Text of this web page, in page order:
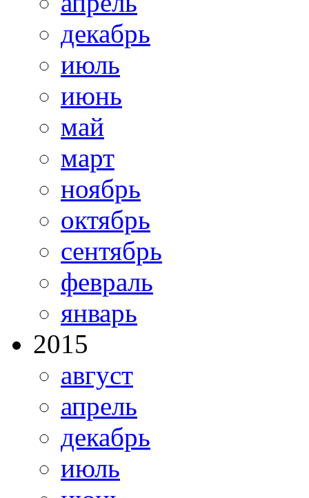
декабрь
июль
июнь
май
март
ноябрь
октябрь
сентябрь
февраль
январь
2015
август
апрель
декабрь
июль